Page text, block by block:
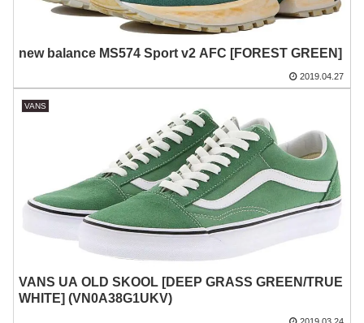
new balance MS574 Sport v2 AFC [FOREST GREEN]
2019.04.27
VANS
VANS UA OLD SKOOL [DEEP GRASS GREEN/TRUE
WHITE] (VN0A38G1UKV)